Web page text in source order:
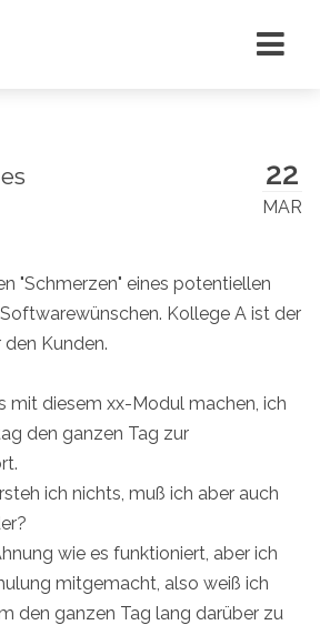
22
MAR
"Schmerzen" eines potentiellen
Kollege A ist der
Kunden.
mit diesem xx-Modul machen, ich
den ganzen Tag zur
ich nichts, muß ich aber auch
wie es funktioniert, aber ich
mitgemacht, also weiß ich
den ganzen Tag lang darüber zu